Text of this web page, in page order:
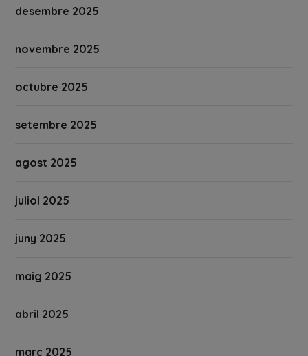
desembre 2025
novembre 2025
octubre 2025
setembre 2025
agost 2025
juliol 2025
juny 2025
maig 2025
abril 2025
març 2025